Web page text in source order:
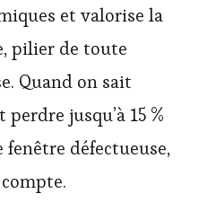
et valorise la
pilier de toute
Quand on sait
jusqu’à 15 %
fenêtre défectueuse,